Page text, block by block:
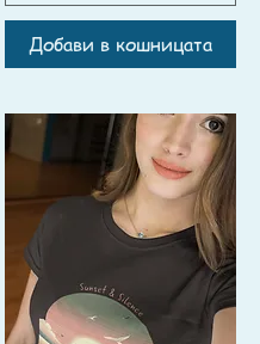
Добави в кошницата